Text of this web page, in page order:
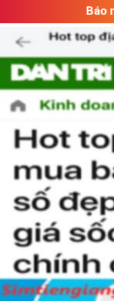
Các Dạng SIm
Đa dạng về đầu số,
nhóm chínhđầu số
Báo